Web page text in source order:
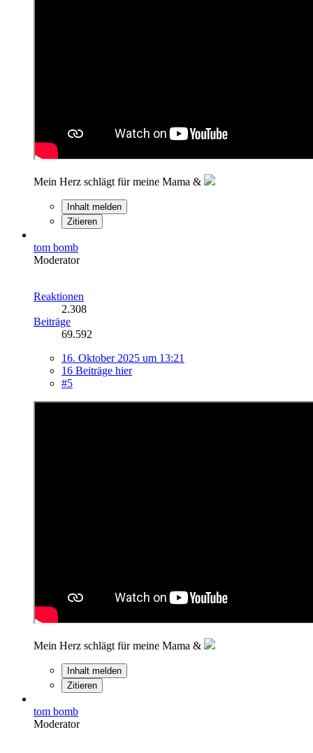
Mein Herz schlägt für meine Mama &
Inhalt melden
Zitieren
tom bomb
Moderator
Reaktionen
2.308
Beiträge
69.592
16. Oktober 2025 um 13:21
16 Beiträge hier
#5
Mein Herz schlägt für meine Mama &
Inhalt melden
Zitieren
tom bomb
Moderator